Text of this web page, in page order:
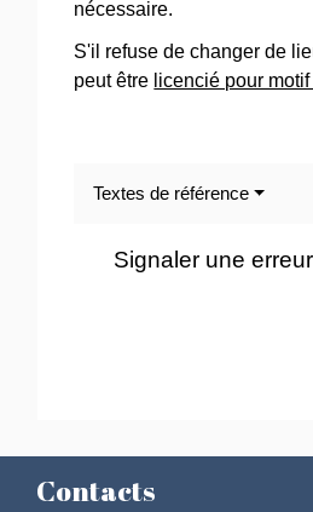
nécessaire.
S'il refuse de changer de
peut être licencié pour
Textes de référence
Signaler une
Contacts